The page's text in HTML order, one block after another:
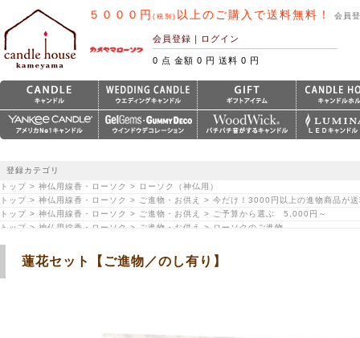
５０００円 (税別) 以上のご購入で送料無料！ 会員
会員登録 ｜ ログイン
0 点 金額 0 円 送料 0 円
登録カテゴリ
トップ > 神仏用線香・ローソク > ローソク（神仏用）
トップ > 神仏用線香・ローソク > ご進物・お供え > 今だけ！3000円以上の進物商品が
トップ > 神仏用線香・ローソク > ご進物・お供え > ご予算から選ぶ 5,000円～
トップ > 神仏用線香・ローソク > ご進物・お供え > ローソクのご進物
蓮花セット【ご進物／のし有り】